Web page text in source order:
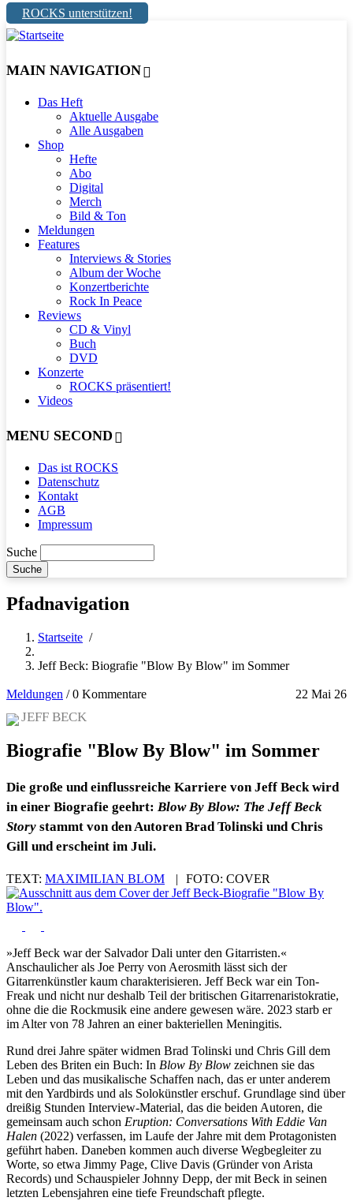
ROCKS unterstützen!
MAIN NAVIGATION
Das Heft
Aktuelle Ausgabe
Alle Ausgaben
Shop
Hefte
Abo
Digital
Merch
Bild & Ton
Meldungen
Features
Interviews & Stories
Album der Woche
Konzertberichte
Rock In Peace
Reviews
CD & Vinyl
Buch
DVD
Konzerte
ROCKS präsentiert!
Videos
MENU SECOND
Das ist ROCKS
Datenschutz
Kontakt
AGB
Impressum
Suche
Pfadnavigation
Startseite /
Jeff Beck: Biografie "Blow By Blow" im Sommer
Meldungen 22 Mai 26
/0 Kommentare
JEFF BECK
Biografie "Blow By Blow" im Sommer
Die große und einflussreiche Karriere von Jeff Beck wird
in einer Biografie geehrt: Blow By Blow: The Jeff Beck
Story stammt von den Autoren Brad Tolinski und Chris
Gill und erscheint im Juli.
TEXT: MAXIMILIAN BLOM | FOTO: COVER
»Jeff Beck war der Salvador Dali unter den Gitarristen.«
Anschaulicher als Joe Perry von Aerosmith lässt sich der
Gitarrenkünstler kaum charakterisieren. Jeff Beck war ein Ton-
Freak und nicht nur deshalb Teil der britischen Gitarrenaristokratie,
ohne die die Rockmusik eine andere gewesen wäre. 2023 starb er
im Alter von 78 Jahren an einer bakteriellen Meningitis.
Rund drei Jahre später widmen Brad Tolinski und Chris Gill dem
Leben des Briten ein Buch: In Blow By Blow zeichnen sie das
Leben und das musikalische Schaffen nach, das er unter anderem
mit den Yardbirds und als Solokünstler erschuf. Grundlage sind über
dreißig Stunden Interview-Material, das die beiden Autoren, die
gemeinsam auch schon Eruption: Conversations With Eddie Van
Halen (2022) verfassen, im Laufe der Jahre mit dem Protagonisten
geführt haben. Daneben kommen auch diverse Wegbegleiter zu
Worte, so etwa Jimmy Page, Clive Davis (Gründer von Arista
Records) und Schauspieler Johnny Depp, der mit Beck in seinen
letzten Lebensjahren eine tiefe Freundschaft pflegte.